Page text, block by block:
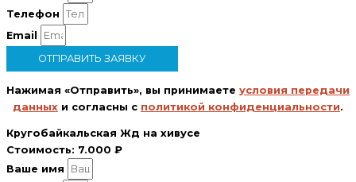
Телефон
Email
ОТПРАВИТЬ ЗАЯВКУ
Нажимая «Отправить», вы принимаете условия передачи
данных и согласны с политикой конфиденциальности.
Кругобайкальская Жд на хивусе
Стоимость: 7.000 ₽
Ваше имя